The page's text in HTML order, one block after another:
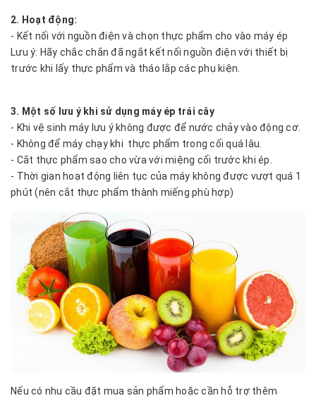
2. Hoạt động:
- Kết nối với nguồn điện và chọn thực phẩm cho vào máy ép
Lưu ý: Hãy chắc chắn đã ngắt kết nối nguồn điện với thiết bị
trước khi lấy thực phẩm và tháo lắp các phụ kiện.
3. Một số lưu ý khi sử dụng máy ép trái cây
- Khi vệ sinh máy lưu ý không được để nước chảy vào động cơ.
- Không để máy chạy khi thực phẩm trong cối quá lâu.
- Cắt thực phẩm sao cho vừa với miệng cối trước khi ép.
- Thời gian hoạt động liên tục của máy không được vượt quá 1
phút (nên cắt thực phẩm thành miếng phù hợp)
Nếu có nhu cầu đặt mua sản phẩm hoặc cần hỗ trợ thêm